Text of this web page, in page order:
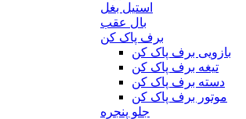
استیل بغل
بال عقب
برف پاک کن
بازویی برف پاک کن
تیغه برف پاک کن
دسته برف پاک کن
موتور برف پاک کن
جلو پنجره